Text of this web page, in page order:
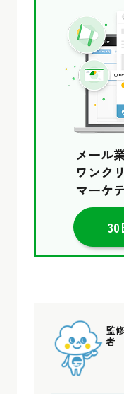
メール
ワンク
マーケ
監修
者